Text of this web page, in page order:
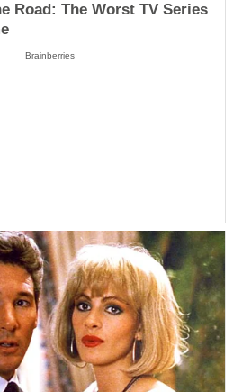
Road: The Worst TV Series
Brainberries